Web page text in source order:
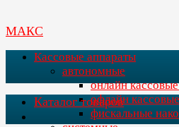
МАКС
Кассовые аппараты
автономные
онлайн
офлайн
фискальные
Каталог товаров